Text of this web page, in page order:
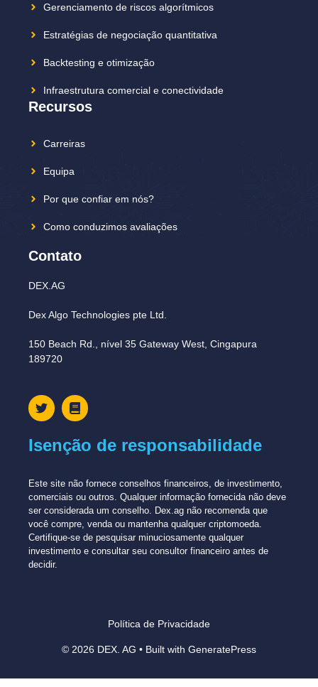
Gerenciamento de riscos algorítmicos
Estratégias de negociação quantitativa
Backtesting e otimização
Infraestrutura comercial e conectividade
Recursos
Carreiras
Equipa
Por que confiar em nós?
Como conduzimos avaliações
Contato
DEX.AG
Dex Algo Technologies pte Ltd.
150 Beach Rd., nível 35 Gateway West, Cingapura
189720
Isenção de responsabilidade
Este site não fornece conselhos financeiros, de investimento,
comerciais ou outros. Qualquer informação fornecida não deve
ser considerada um conselho. Dex.ag não recomenda que
você compre, venda ou mantenha qualquer criptomoeda.
Certifique-se de pesquisar minuciosamente qualquer
investimento e consultar seu consultor financeiro antes de
decidir.
Política de Privacidade
© 2026 DEX. AG • Built with GeneratePress